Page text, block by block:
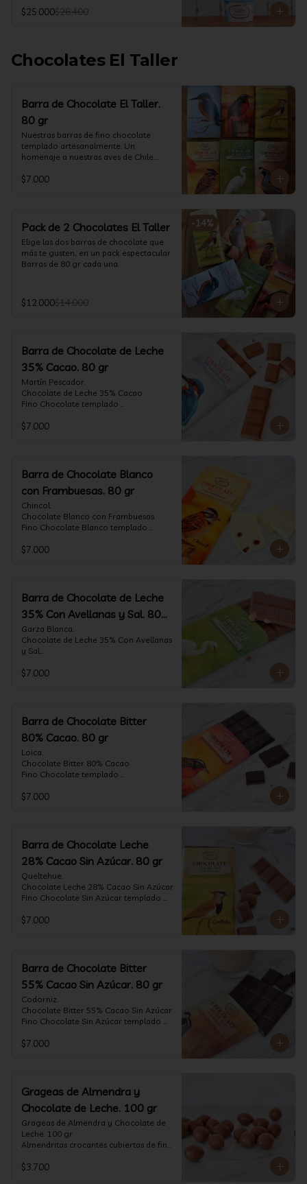
Info Nutricional
$25.000$26.400
Chocolates El Taller
Barra de Chocolate El Taller.
80 gr
Nuestras barras de fino chocolate
templado artesanalmente. Un
homenaje a nuestras aves de Chile.
$7.000
-14%
Pack de 2 Chocolates El Taller
Elige las dos barras de chocolate que
más te gusten, en un pack espectacular.
Barras de 80 gr cada una.
$12.000$14.000
Barra de Chocolate de Leche
35% Cacao. 80 gr
Martín Pescador.
Chocolate de Leche 35% Cacao
Fino Chocolate templado
leche, notas de caramelo, especias y
$7.000
Barra de Chocolate Blanco
con Frambuesas. 80 gr
Chincol.
Chocolate Blanco con Frambuesas
Fino Chocolate Blanco templado
frambuesas deshidratadas, con un perfil
Formato: tableta 80 gramos.
$7.000
Barra de Chocolate de Leche
35% Con Avellanas y Sal. 80
gr
Garza Blanca.
Chocolate de Leche 35% Con Avellanas
y Sal
artesanalmente con Avellanas
con la textura y complemento de sabor
de las avellanas y sal.
Formato: tableta 80 gramos.
$7.000
Barra de Chocolate Bitter
80% Cacao. 80 gr
Loica.
Chocolate Bitter 80% Cacao
Fino Chocolate templado
de frutas rojas, zeste de pomelo y
$7.000
Barra de Chocolate Leche
28% Cacao Sin Azúcar. 80 gr
Queltehue.
Chocolate Leche 28% Cacao Sin Azúcar
Fino Chocolate Sin Azúcar templado
aterciopelado de frutas rojas y cacao
$7.000
Barra de Chocolate Bitter
55% Cacao Sin Azúcar. 80 gr
Codorniz.
Chocolate Bitter 55% Cacao Sin Azúcar
Fino Chocolate Sin Azúcar templado
aterciopelado de frutas rojas y cacao
$7.000
Grageas de Almendra y
Chocolate de Leche. 100 gr
Grageas de Almendra y Chocolate de
Leche. 100 gr
Almendritas crocantes cubiertas de fino
Formato: Bolsa 100 gramos
$3.700